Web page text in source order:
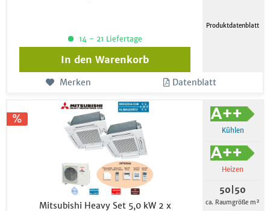
Produktdatenblatt
14 - 21 Liefertage
In den Warenkorb
Merken Datenblatt
Mitsubishi Heavy Set 5,0 kW 2 x
Kühlen
Heizen
50|50
ca. Raumgröße m²